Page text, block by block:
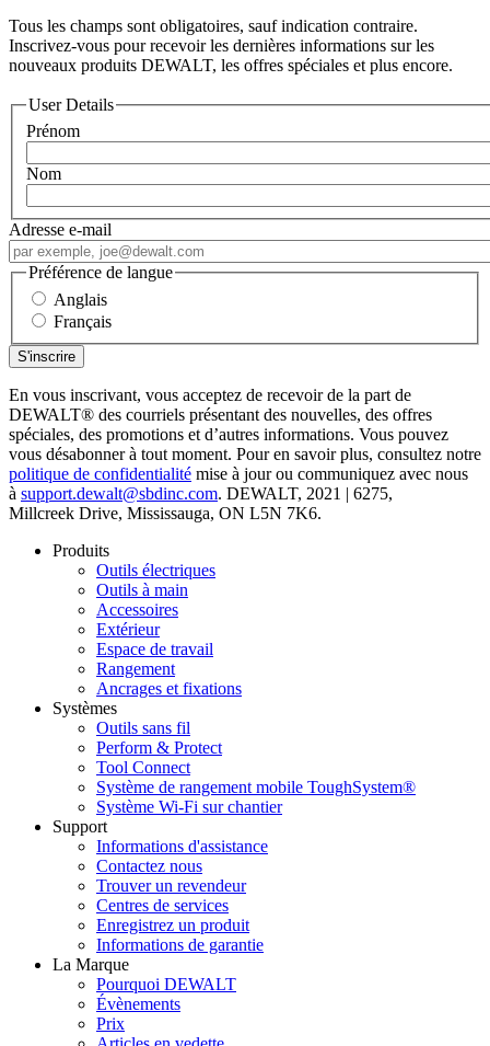
Tous les champs sont obligatoires, sauf indication contraire.
Inscrivez-vous pour recevoir les dernières informations sur les
nouveaux produits DEWALT, les offres spéciales et plus encore.
User Details
Prénom
Nom
Adresse e-mail
Préférence de langue
Anglais
Français
En vous inscrivant, vous acceptez de recevoir de la part de
DEWALT® des courriels présentant des nouvelles, des offres
spéciales, des promotions et d’autres informations. Vous pouvez
vous désabonner à tout moment. Pour en savoir plus, consultez notre
politique de confidentialité mise à jour ou communiquez avec nous
à support.dewalt@sbdinc.com. DEWALT, 2021 | 6275,
Millcreek Drive, Mississauga, ON L5N 7K6.
Produits
Outils électriques
Outils à main
Accessoires
Extérieur
Espace de travail
Rangement
Ancrages et fixations
Systèmes
Outils sans fil
Perform & Protect
Tool Connect
Système de rangement mobile ToughSystem®
Système Wi-Fi sur chantier
Support
Informations d'assistance
Contactez nous
Trouver un revendeur
Centres de services
Enregistrez un produit
Informations de garantie
La Marque
Pourquoi DEWALT
Évènements
Prix